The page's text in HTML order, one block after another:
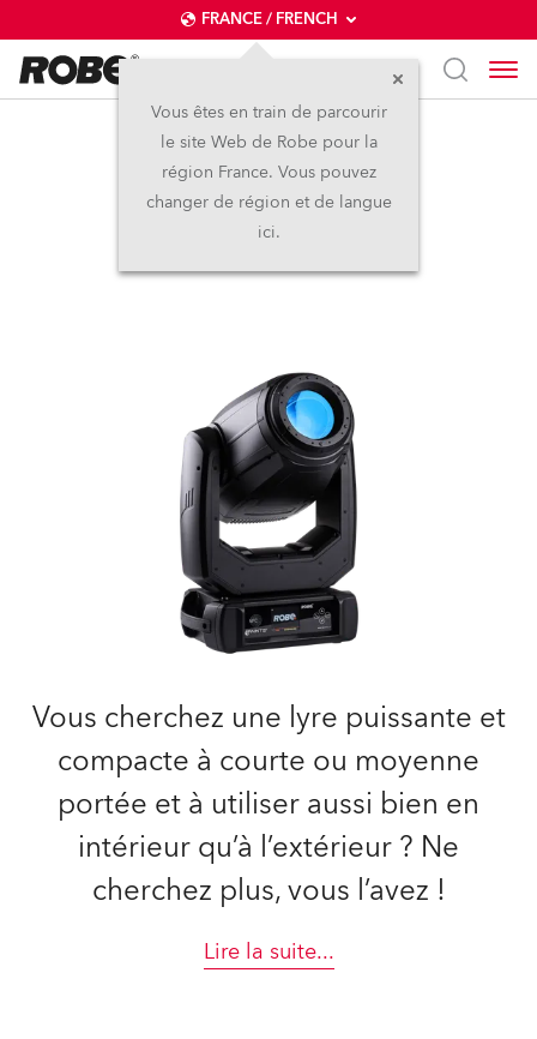
FRANCE / FRENCH
Vous êtes en train de parcourir
le site Web de Robe pour la
région France. Vous pouvez
changer de région et de langue
ici.
iPAINTE®
IP65
Vous cherchez une lyre puissante et
compacte à courte ou moyenne
portée et à utiliser aussi bien en
intérieur qu’à l’extérieur ? Ne
cherchez plus, vous l’avez !
Lire la suite...